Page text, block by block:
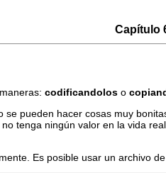
Capítulo
codificandolos o
se pueden hacer cosas muy
tenga ningún valor en la vida
Es posible usar un archivo